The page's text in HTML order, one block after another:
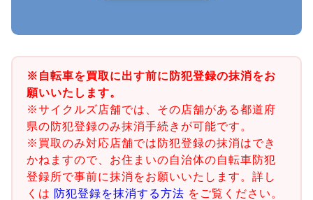
※自転車を買取に出す前に防犯登録の抹消をお
願いいたします。
※サイクルズ店舗では、その店舗がある都道府
県の防犯登録のみ抹消手続きが可能です。
※買取のみ対応店舗では防犯登録の抹消はでき
かねますので、お住まいの自治体の自転車防犯
登録所で事前に抹消をお願いいたします。詳し
くは 防犯登録を抹消する方法 をご覧ください。